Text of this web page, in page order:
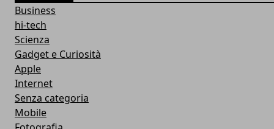
Business
hi-tech
Scienza
Gadget e Curiosità
Apple
Internet
Senza categoria
Mobile